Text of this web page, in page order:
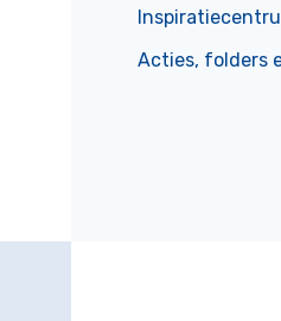
Acties, folders